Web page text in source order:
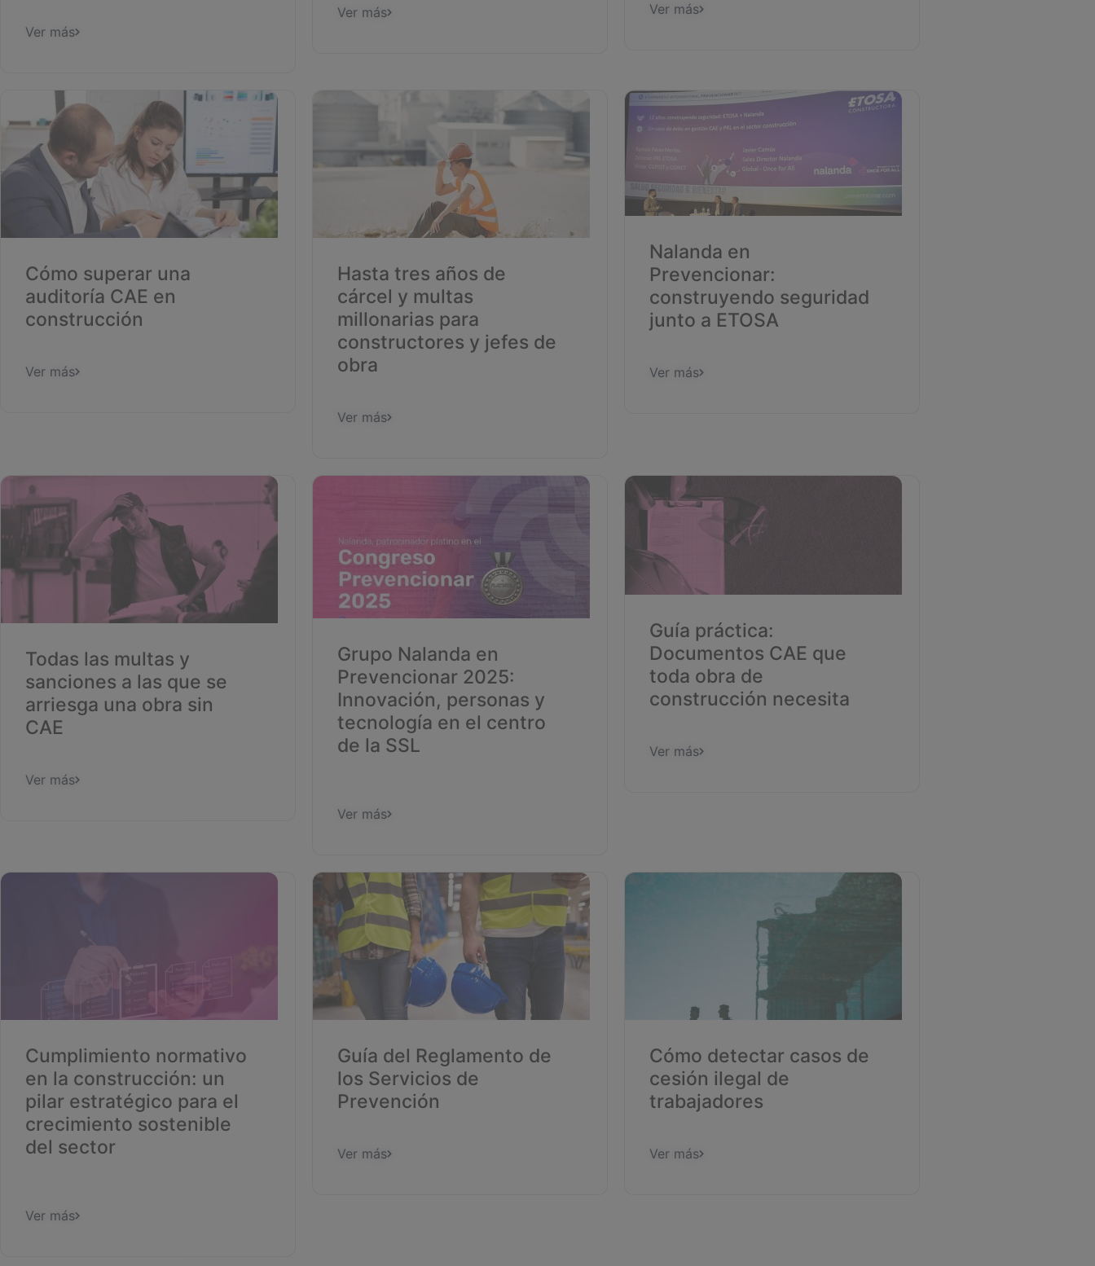
Ver más
Ver más Ver más
Cómo superar una
auditoría CAE en
construcción
Ver más
Hasta tres años de
cárcel y multas
millonarias para
constructores y jefes de
obra
Ver más
Nalanda en
Prevencionar:
construyendo seguridad
junto a ETOSA
Ver más
Todas las multas y
sanciones a las que se
arriesga una obra sin
CAE
Ver más
Grupo Nalanda en
Prevencionar 2025:
Innovación, personas y
tecnología en el centro
de la SSL
Ver más
Guía práctica:
Documentos CAE que
toda obra de
construcción necesita
Ver más
Cumplimiento normativo
en la construcción: un
pilar estratégico para el
crecimiento sostenible
del sector
Ver más
Guía del Reglamento de
los Servicios de
Prevención
Ver más
Cómo detectar casos de
cesión ilegal de
trabajadores
Ver más